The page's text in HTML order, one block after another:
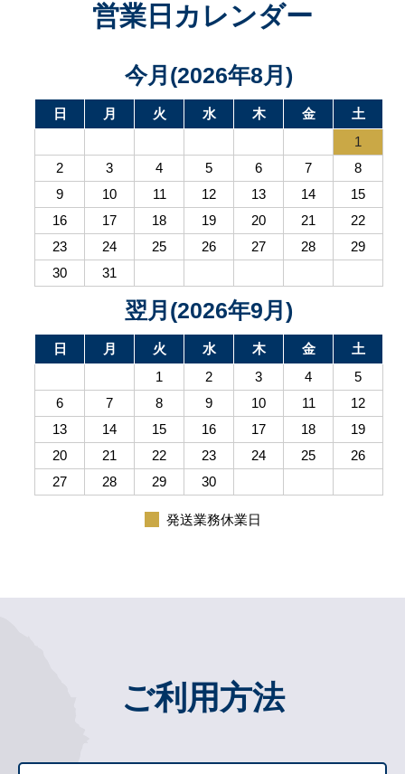
営業日カレンダー
今月(2026年8月)
日 月 火 水 木 金
土
1
2
3 4 5 6 7
8
9
10 11 12 13 14
15
16
17 18 19 20 21
22
23
24 25 26 27 28
29
30
31
翌月(2026年9月)
日 月 火 水 木 金
土
1
2 3 4
5
6
7 8 9 10 11
12
13
14 15 16 17 18
19
20
21 22 23 24 25
26
27
28 29 30
発送業務休業日
ご利用方法